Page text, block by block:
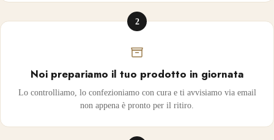
2
Noi prepariamo il tuo prodotto in giornata
Lo controlliamo, lo confezioniamo con cura e ti avvisiamo via email
non appena è pronto per il ritiro.